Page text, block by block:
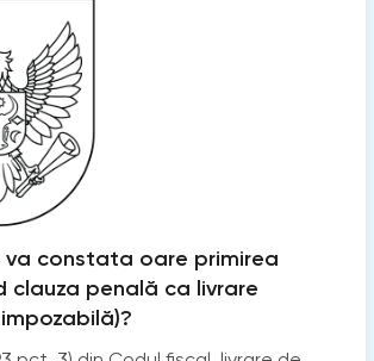
va constata oare primirea
clauza penală ca livrare